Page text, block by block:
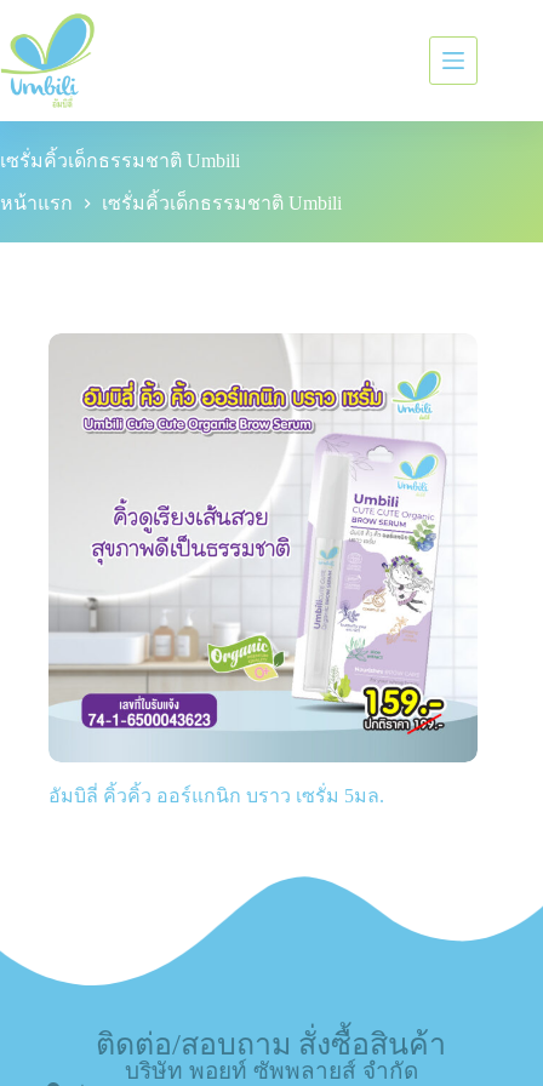
เซรั่มคิ้วเด็กธรรมชาติ Umbili
หน้าแรก เซรั่มคิ้วเด็กธรรมชาติ Umbili
อัมบิลี่ คิ้วคิ้ว ออร์แกนิก บราว เซรั่ม 5มล.
ติดต่อ/สอบถาม สั่งซื้อสินค้า
บริษัท พอยท์ ซัพพลายส์ จำกัด